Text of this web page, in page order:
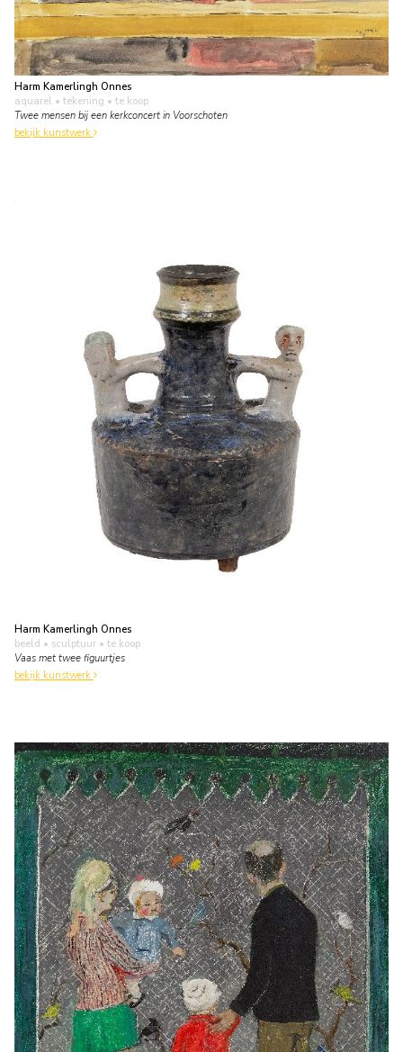
Harm Kamerlingh Onnes
aquarel • tekening • te koop
Twee mensen bij een kerkconcert in Voorschoten
bekijk kunstwerk
Harm Kamerlingh Onnes
beeld • sculptuur • te koop
Vaas met twee figuurtjes
bekijk kunstwerk